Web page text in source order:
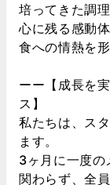
培ってきた調
心に残る感動
食への情熱を
ーー【成長を
ス】
私たちは、ス
ます。
3ヶ月に一度の
関わらず、全